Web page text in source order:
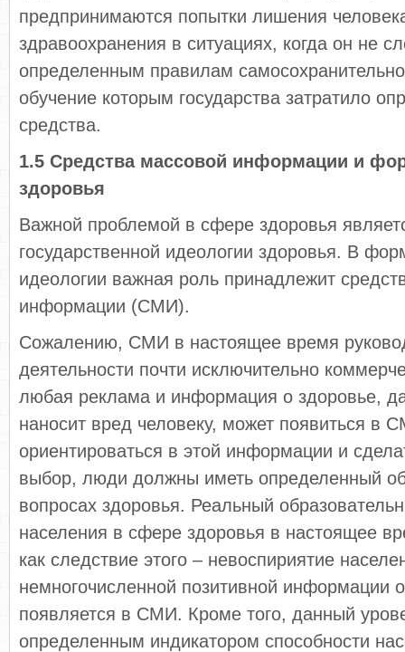
предпринимаются попытки лишения
здравоохранения в ситуациях, когда он не
определенным правилам
обучение которым государства затратило
средства.
1.5 Средства массовой информации и
здоровья
Важной проблемой в сфере здоровья
государственной идеологии здоровья. В
идеологии важная роль принадлежит
информации (СМИ).
Сожалению, СМИ в настоящее время
деятельности почти исключительно
любая реклама и информация о здоровье,
наносит вред человеку, может появиться в
ориентироваться в этой информации и
выбор, люди должны иметь определенный
вопросах здоровья. Реальный
населения в сфере здоровья в настоящее
как следствие этого – невоспириятие
немногочисленной позитивной информации
появляется в СМИ. Кроме того, данный
определенным индикатором способности